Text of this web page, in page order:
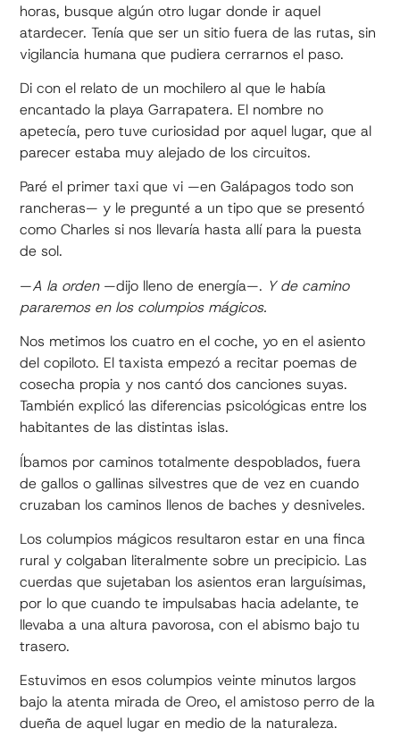
horas, busque algún otro lugar donde ir aquel
atardecer. Tenía que ser un sitio fuera de las rutas, sin
vigilancia humana que pudiera cerrarnos el paso.
Di con el relato de un mochilero al que le había
encantado la playa Garrapatera. El nombre no
apetecía, pero tuve curiosidad por aquel lugar, que al
parecer estaba muy alejado de los circuitos.
Paré el primer taxi que vi —en Galápagos todo son
rancheras— y le pregunté a un tipo que se presentó
como Charles si nos llevaría hasta allí para la puesta
de sol.
—A la orden—dijo lleno de energía—. Y de camino
pararemos en los columpios mágicos.
Nos metimos los cuatro en el coche, yo en el asiento
del copiloto. El taxista empezó a recitar poemas de
cosecha propia y nos cantó dos canciones suyas.
También explicó las diferencias psicológicas entre los
habitantes de las distintas islas.
Íbamos por caminos totalmente despoblados, fuera
de gallos o gallinas silvestres que de vez en cuando
cruzaban los caminos llenos de baches y desniveles.
Los columpios mágicos resultaron estar en una finca
rural y colgaban literalmente sobre un precipicio. Las
cuerdas que sujetaban los asientos eran larguísimas,
por lo que cuando te impulsabas hacia adelante, te
llevaba a una altura pavorosa, con el abismo bajo tu
trasero.
Estuvimos en esos columpios veinte minutos largos
bajo la atenta mirada de Oreo, el amistoso perro de la
dueña de aquel lugar en medio de la naturaleza.